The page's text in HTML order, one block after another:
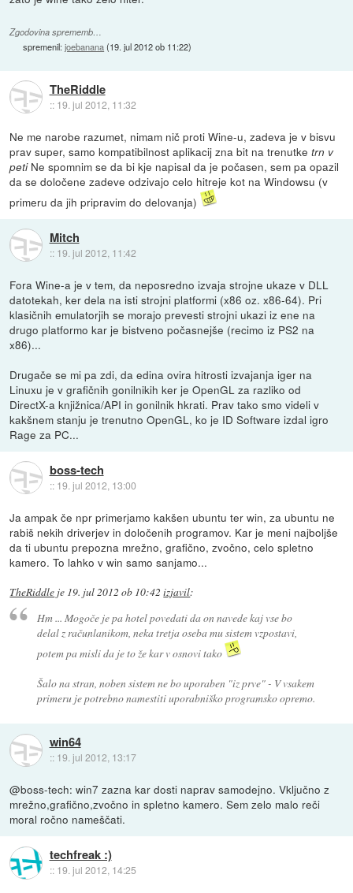
Zgodovina sprememb…
spremenil:joebanana(19. jul 2012 ob 11:22)
TheRiddle
:: 19. jul 2012, 11:32
Ne me narobe razumet, nimam nič proti Wine-u, zadeva je v bisvu
prav super, samo kompatibilnost aplikacij zna bit na trenutketrn v
petiNe spomnim se da bi kje napisal da je počasen, sem pa opazil
da se določene zadeve odzivajo celo hitreje kot na Windowsu (v
primeru da jih pripravim do delovanja)
Mitch
:: 19. jul 2012, 11:42
Fora Wine-a je v tem, da neposredno izvaja strojne ukaze v DLL
datotekah, ker dela na isti strojni platformi (x86 oz. x86-64). Pri
klasičnih emulatorjih se morajo prevesti strojni ukazi iz ene na
drugo platformo kar je bistveno počasnejše (recimo iz PS2 na
x86)...
Drugače se mi pa zdi, da edina ovira hitrosti izvajanja iger na
Linuxu je v grafičnih gonilnikih ker je OpenGL za razliko od
DirectX-a knjižnica/API in gonilnik hkrati. Prav tako smo videli v
kakšnem stanju je trenutno OpenGL, ko je ID Software izdal igro
Rage za PC...
boss-tech
:: 19. jul 2012, 13:00
Ja ampak če npr primerjamo kakšen ubuntu ter win, za ubuntu ne
rabiš nekih driverjev in določenih programov. Kar je meni najboljše
da ti ubuntu prepozna mrežno, grafično, zvočno, celo spletno
kamero. To lahko v win samo sanjamo...
TheRiddle je 19. jul 2012 ob 10:42 izjavil:
Hm ... Mogoče je pa hotel povedati da on navede kaj vse bo
delal z računlanikom, neka tretja oseba mu sistem vzpostavi,
potem pa misli da je to že kar v osnovi tako
Šalo na stran, noben sistem ne bo uporaben "iz prve" - V vsakem
primeru je potrebno namestiti uporabniško programsko opremo.
win64
:: 19. jul 2012, 13:17
@boss-tech: win7 zazna kar dosti naprav samodejno. Vključno z
mrežno,grafično,zvočno in spletno kamero. Sem zelo malo reči
moral ročno nameščati.
techfreak :)
:: 19. jul 2012, 14:25